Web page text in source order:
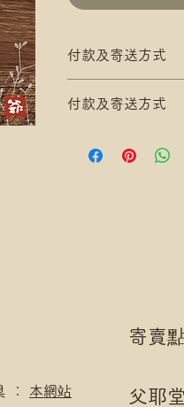
付款及寄送方式
滿$300 免 香港郵
/ 尚德郵政局)
下單後把付款憑證
付款及寄送方式
滿$300 免 香港郵
如選擇 Payme/
下單後把付款憑證
寄賣
： 本網站 父耶